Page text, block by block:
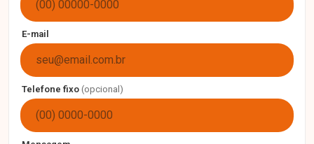
E-mail
Telefone fixo (opcional)